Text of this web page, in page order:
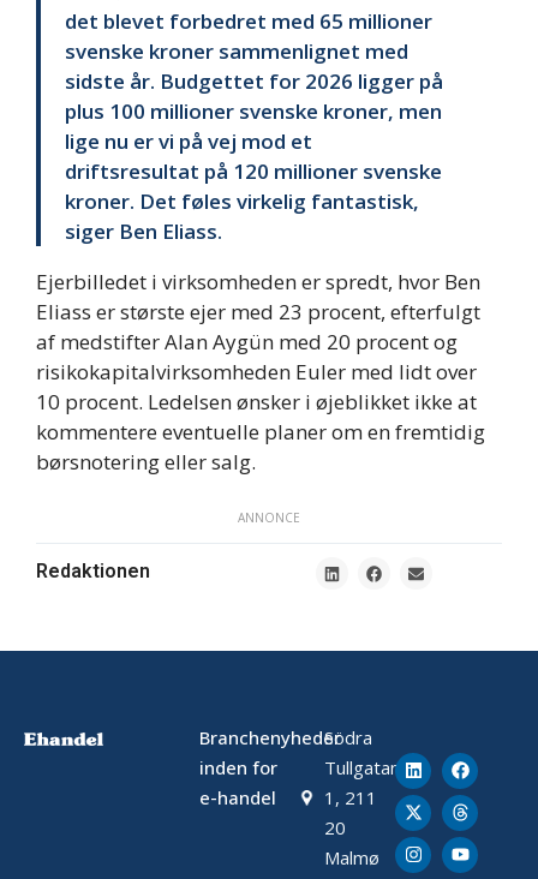
det blevet forbedret med 65 millioner
svenske kroner sammenlignet med
sidste år. Budgettet for 2026 ligger på
plus 100 millioner svenske kroner, men
lige nu er vi på vej mod et
driftsresultat på 120 millioner svenske
kroner. Det føles virkelig fantastisk,
siger Ben Eliass.
Ejerbilledet i virksomheden er spredt, hvor Ben
Eliass er største ejer med 23 procent, efterfulgt
af medstifter Alan Aygün med 20 procent og
risikokapitalvirksomheden Euler med lidt over
10 procent. Ledelsen ønsker i øjeblikket ikke at
kommentere eventuelle planer om en fremtidig
børsnotering eller salg.
ANNONCE
Redaktionen
Branchenyheder
inden for
e-handel
Södra
Tullgatan
1, 211
20
Malmø